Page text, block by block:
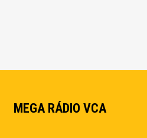
MEGA RÁDIO VCA